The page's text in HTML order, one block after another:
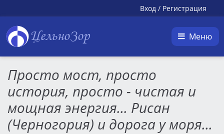
Вход / Регистрация
ЦельноЗор Меню
Просто мост, просто
история, просто - чистая и
мощная энергия... Рисан
(Черногория) и дорога у моря...